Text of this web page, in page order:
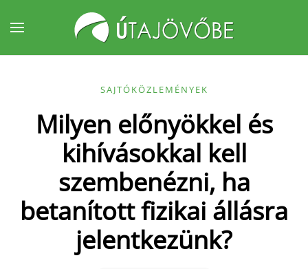
Fő tartalom átugrása
SAJTÓKÖZLEMÉNYEK
Milyen előnyökkel és
kihívásokkal kell
szembenézni, ha
betanított fizikai állásra
jelentkezünk?